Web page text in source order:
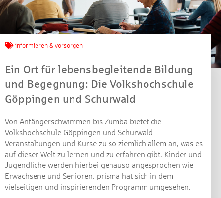
informieren & vorsorgen
Ein Ort für lebensbegleitende Bildung
und Begegnung: Die Volkshochschule
Göppingen und Schurwald
Von Anfängerschwimmen bis Zumba bietet die
Volkshochschule Göppingen und Schurwald
Veranstaltungen und Kurse zu so ziemlich allem an, was es
auf dieser Welt zu lernen und zu erfahren gibt. Kinder und
Jugendliche werden hierbei genauso angesprochen wie
Erwachsene und Senioren. prisma hat sich in dem
vielseitigen und inspirierenden Programm umgesehen.
Jetzt mitmachen und
gewinnen!
Machen Sie mit bei unserem Gewinnspiel! Bis 31.
Dezember 2021 verlosen wir 10 Gutscheine des
Treffpunkt Gold der Kreissparkasse Göppingen im Wert
Beantworten Sie einfach folgende Frage:
Welches Jubiläum feiert die Kreissparkasse
Göppingen in diesem Jahr?
Gewinnspiel geschlossen